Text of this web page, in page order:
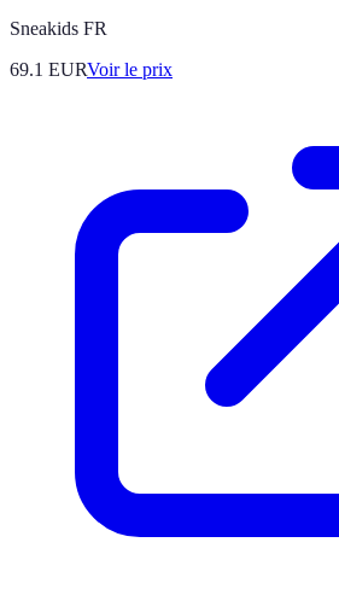
Sneakids FR
69.1 EURVoir le prix